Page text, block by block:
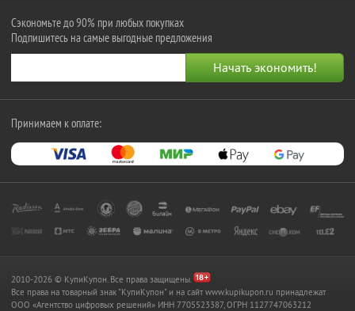
Сэкономьте до 90% при любых покупках
Подпишитесь на самые выгодные предложения
Принимаем к оплате:
2010-2026 © КупиКупон. Все права защищены.
Все права на товарный знак "КупиКупон" и на сайт www.kupikupon.ru принадлежат
OOO «Агентство цифровых решений» ИНН 7705523387, ОГРН 1127747063212